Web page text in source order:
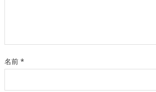
名前 *